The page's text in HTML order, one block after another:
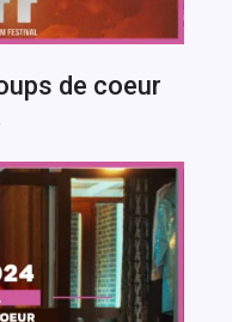
de coeur